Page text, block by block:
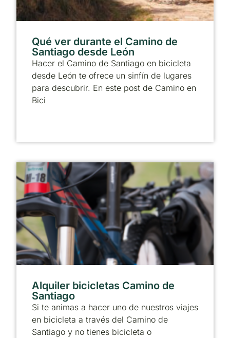
Qué ver durante el Camino de
Santiago desde León
Hacer el Camino de Santiago en bicicleta
desde León te ofrece un sinfín de lugares
para descubrir. En este post de Camino en
Bici
Alquiler bicicletas Camino de
Santiago
Si te animas a hacer uno de nuestros viajes
en bicicleta a través del Camino de
Santiago y no tienes bicicleta o